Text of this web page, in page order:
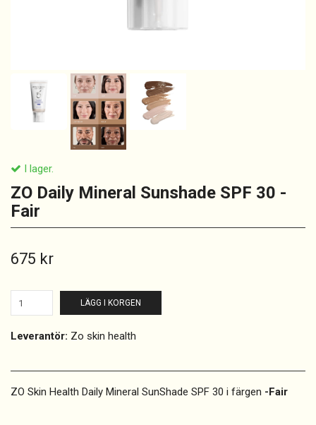
I lager.
ZO Daily Mineral Sunshade SPF 30 -
Fair
675 kr
LÄGG I KORGEN
Leverantör: Zo skin health
ZO Skin Health Daily Mineral SunShade SPF 30 i färgen -Fair